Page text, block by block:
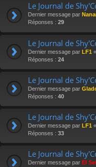
Le Journal de
Dernier message par
Réponses : 29
Le Journal de
Dernier message par LF1 «
Réponses : 24
Le Journal de
Dernier message par
Réponses : 40
Le Journal de
Dernier message par LF1 «
Réponses : 33
Le Journal de
Dernier message par El